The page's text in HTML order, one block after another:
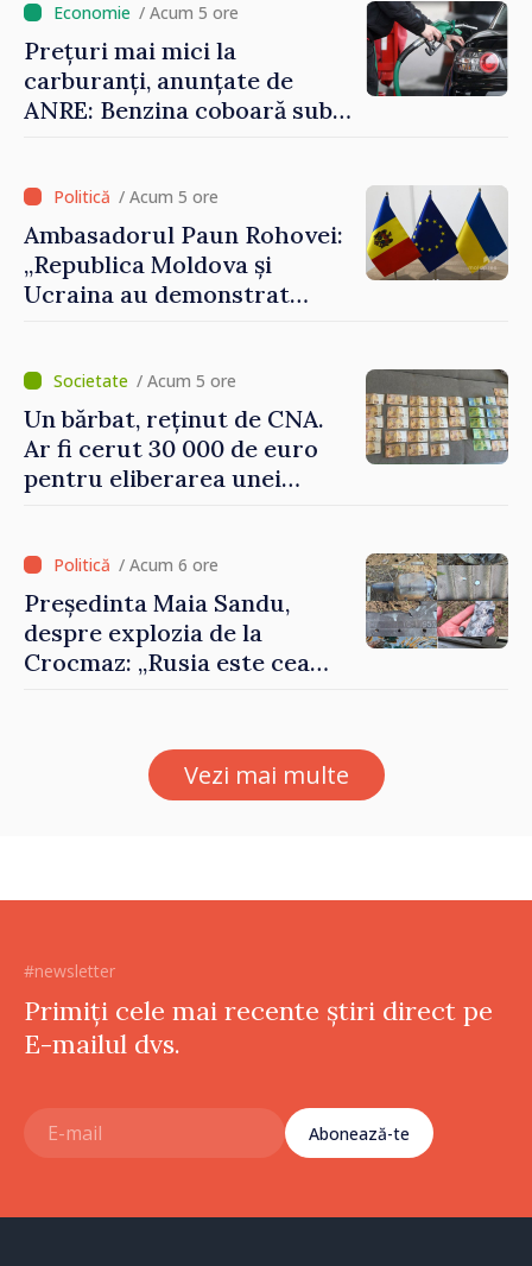
/ Acum 5 ore
Prețuri mai mici la
carburanți, anunțate de
ANRE: Benzina coboară sub
/ Acum 5 ore
Ambasadorul Paun Rohovei:
„Republica Moldova și
Ucraina au demonstrat
europeană”/ Acum 5 ore
Un bărbat, reținut de CNA.
Ar fi cerut 30 000 de euro
pentru eliberarea unei
/ Acum 6 ore
Președinta Maia Sandu,
despre explozia de la
Crocmaz: „Rusia este cea
poartă întreaga vină pentru
pericolul adus la casele
Vezi mai multe
#newsletter
Primiți cele mai recente știri direct pe
E-mailul dvs.
Abonează-te